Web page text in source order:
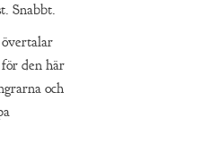
Snabbt.
övertalar
för den här
och